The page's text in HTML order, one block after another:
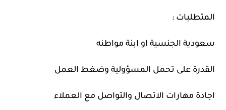
المتطلبات :
سعودية الجنسية او ابنة مواطنه
القدرة على تحمل المسؤولية وضغط العمل
اجادة مهارات الاتصال والتواصل مع العملاء